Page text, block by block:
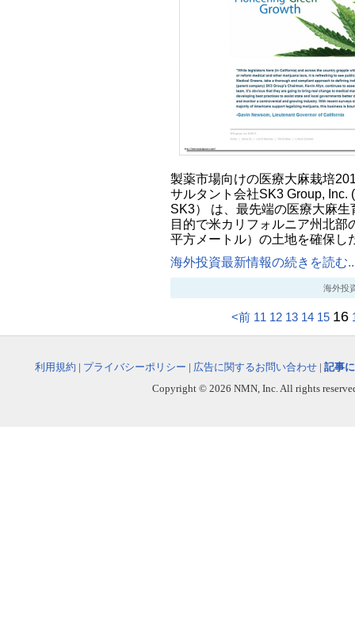
製薬市場向けの医療大麻栽培
サルタント会社SK3 Group, Inc.
SK3） は、最先端の医療大麻
目的で米カリフォルニア州北部
平方メートル）の土地を確保
海外投資最新情報の続きを読む
海外投
<前 11 12 13 14 15 16
利用規約 | プライバシーポリシー | 広告に関するお問い合わせ | 記事
Copyright © 2026 NMN, Inc. All rights